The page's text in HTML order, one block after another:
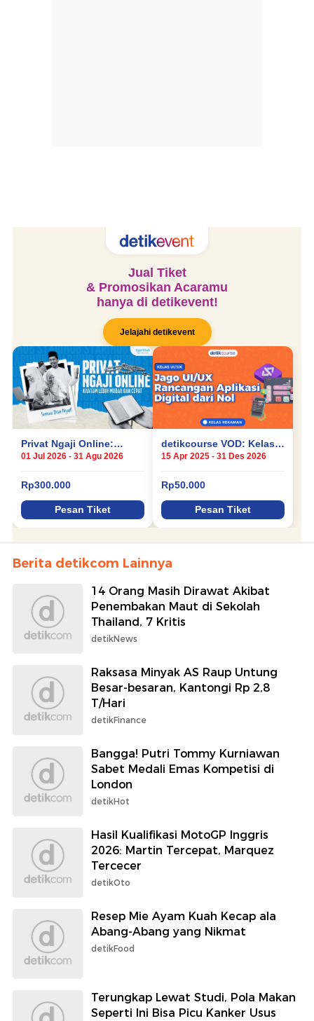
Berita detikcom Lainnya
14 Orang Masih Dirawat Akibat
Penembakan Maut di Sekolah
Thailand, 7 Kritis
detikNews
Raksasa Minyak AS Raup Untung
Besar-besaran, Kantongi Rp 2,8
T/Hari
detikFinance
Bangga! Putri Tommy Kurniawan
Sabet Medali Emas Kompetisi di
London
detikHot
Hasil Kualifikasi MotoGP Inggris
2026: Martin Tercepat, Marquez
Tercecer
detikOto
Resep Mie Ayam Kuah Kecap ala
Abang-Abang yang Nikmat
detikFood
Terungkap Lewat Studi, Pola Makan
Seperti Ini Bisa Picu Kanker Usus